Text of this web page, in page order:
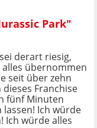
Park"
derart riesig,
übernommen
seit über zehn
Franchise
fünf Minuten
Ich würde
Ich würde alles